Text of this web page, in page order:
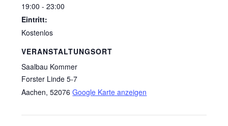
19:00 - 23:00
Eintritt:
Kostenlos
VERANSTALTUNGSORT
Saalbau Kommer
Forster Linde 5-7
Aachen, 52076 Google Karte anzeigen